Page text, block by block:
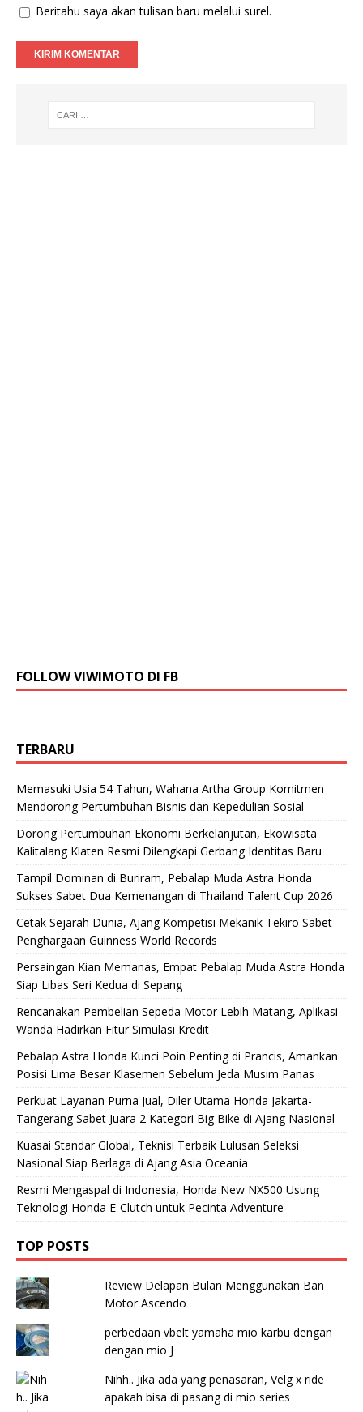
Beritahu saya akan tulisan baru melalui surel.
FOLLOW VIWIMOTO DI FB
TERBARU
Memasuki Usia 54 Tahun, Wahana Artha Group Komitmen
Mendorong Pertumbuhan Bisnis dan Kepedulian Sosial
Dorong Pertumbuhan Ekonomi Berkelanjutan, Ekowisata
Kalitalang Klaten Resmi Dilengkapi Gerbang Identitas Baru
Tampil Dominan di Buriram, Pebalap Muda Astra Honda
Sukses Sabet Dua Kemenangan di Thailand Talent Cup 2026
Cetak Sejarah Dunia, Ajang Kompetisi Mekanik Tekiro Sabet
Penghargaan Guinness World Records
Persaingan Kian Memanas, Empat Pebalap Muda Astra Honda
Siap Libas Seri Kedua di Sepang
Rencanakan Pembelian Sepeda Motor Lebih Matang, Aplikasi
Wanda Hadirkan Fitur Simulasi Kredit
Pebalap Astra Honda Kunci Poin Penting di Prancis, Amankan
Posisi Lima Besar Klasemen Sebelum Jeda Musim Panas
Perkuat Layanan Purna Jual, Diler Utama Honda Jakarta-
Tangerang Sabet Juara 2 Kategori Big Bike di Ajang Nasional
Kuasai Standar Global, Teknisi Terbaik Lulusan Seleksi
Nasional Siap Berlaga di Ajang Asia Oceania
Resmi Mengaspal di Indonesia, Honda New NX500 Usung
Teknologi Honda E-Clutch untuk Pecinta Adventure
TOP POSTS
Review Delapan Bulan Menggunakan Ban
Motor Ascendo
perbedaan vbelt yamaha mio karbu dengan
dengan mio J
Nihh.. Jika ada yang penasaran, Velg x ride
apakah bisa di pasang di mio series